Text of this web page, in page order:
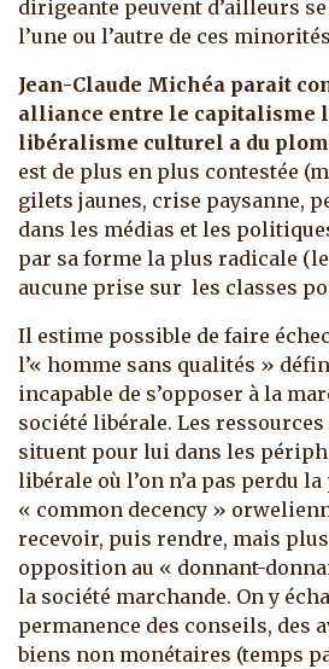
dirigeante peuvent d’ailleurs
l’une ou l’autre de ces
Jean-Claude Michéa parait
alliance entre le capitalisme
libéralisme culturel a du
est de plus en plus contestée
gilets jaunes, crise paysanne,
dans les médias et les
par sa forme la plus radicale
aucune prise sur les classes
Il estime possible de faire
l’« homme sans qualités »
incapable de s’opposer à la
société libérale. Les
situent pour lui dans les
libérale où l’on n’a pas perdu
« common decency »
recevoir, puis rendre, mais
opposition au « donnant-
la société marchande. On y
permanence des conseils, des
biens non monétaires (temps